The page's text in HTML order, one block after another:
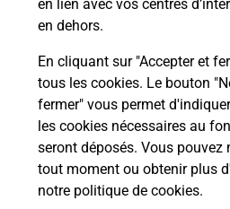
en lien avec vos centres
en dehors.
En cliquant sur "Accepter et
tous les cookies. Le bouton
fermer" vous permet
les cookies nécessaires au
seront déposés. Vous pouvez
tout moment ou obtenir plus
notre politique de cookies.
avec La Poste et sous
conditions ?
Localiser Liste Haut-Rhin